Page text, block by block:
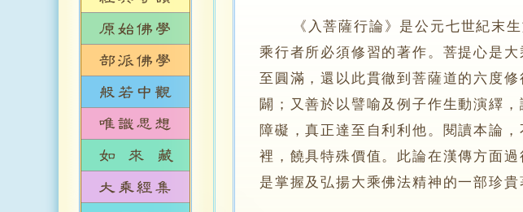
《入菩薩行論》是公元七世紀末
乘行者所必須修習的著作。菩提心是
至圓滿，還以此貫徹到菩薩道的六度
闢；又善於以譬喻及例子作生動演繹
障礙，真正達至自利利他。閱讀本論
裡，饒具特殊價值。此論在漢傳方面
是掌握及弘揚大乘佛法精神的一部珍貴